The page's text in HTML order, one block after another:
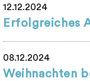
12.12.2024
Erfolgreiches
08.12.2024
Weihnachten